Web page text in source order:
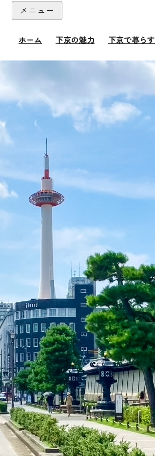
本文へ
メニュー
ホーム 下京の魅力 下京で暮らす